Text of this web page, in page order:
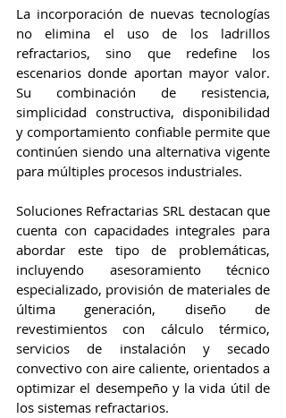
La incorporación de nuevas tecnologías
no elimina el uso de los ladrillos
refractarios, sino que redefine los
escenarios donde aportan mayor valor.
Su combinación de resistencia,
simplicidad constructiva, disponibilidad
y comportamiento confiable permite que
continúen siendo una alternativa vigente
para múltiples procesos industriales.
Soluciones Refractarias SRL destacan que
cuenta con capacidades integrales para
abordar este tipo de problemáticas,
incluyendo asesoramiento técnico
especializado, provisión de materiales de
última generación, diseño de
revestimientos con cálculo térmico,
servicios de instalación y secado
convectivo con aire caliente, orientados a
optimizar el desempeño y la vida útil de
los sistemas refractarios.